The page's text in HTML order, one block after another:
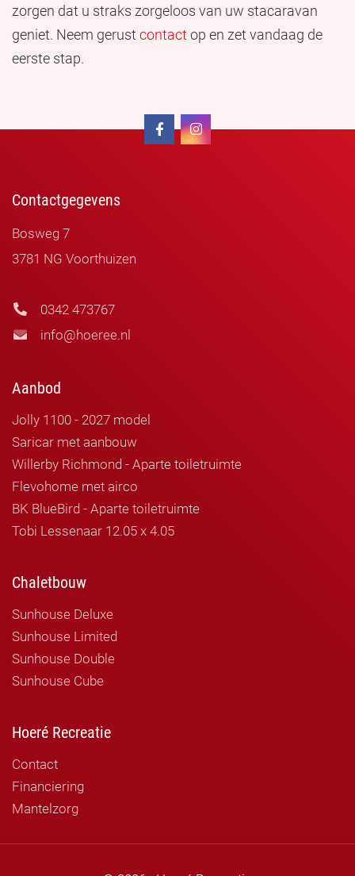
zorgen dat u straks zorgeloos van uw stacaravan
geniet. Neem gerust contact op en zet vandaag de
eerste stap.
Contactgegevens
Bosweg 7
3781 NG Voorthuizen
0342 473767
info@hoeree.nl
Aanbod
Jolly 1100 - 2027 model
Saricar met aanbouw
Willerby Richmond - Aparte toiletruimte
Flevohome met airco
BK BlueBird - Aparte toiletruimte
Tobi Lessenaar 12.05 x 4.05
Chaletbouw
Sunhouse Deluxe
Sunhouse Limited
Sunhouse Double
Sunhouse Cube
Hoeré Recreatie
Contact
Financiering
Mantelzorg